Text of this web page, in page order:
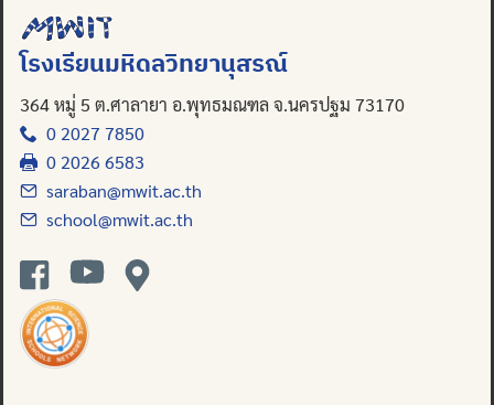
โรงเรียนมหิดลวิทยานุสรณ์
364 หมู่ 5 ต.ศาลายา อ.พุทธมณฑล จ.นครปฐม 73170
0 2027 7850
0 2026 6583
saraban@mwit.ac.th
school@mwit.ac.th